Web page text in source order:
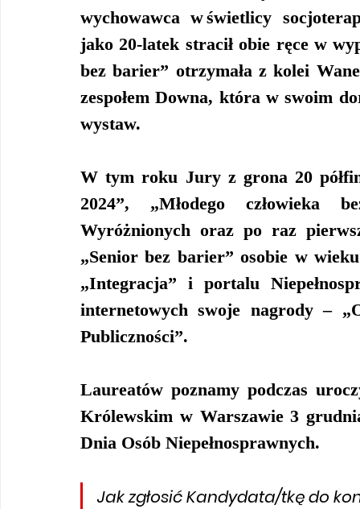
wychowawca w świetlicy
jako 20-latek stracił obie ręce w
bez barier” otrzymała z kolei
zespołem Downa, która w swoim
wystaw.
W tym roku Jury z grona 20
2024”, „Młodego człowieka
Wyróżnionych oraz po raz
„Senior bez barier” osobie w
„Integracja” i portalu
internetowych swoje nagrody –
Publiczności”.
Laureatów poznamy podczas
Królewskim w Warszawie 3
Dnia Osób Niepełnosprawnych.
Jak zgłosić Kandydata/tkę do